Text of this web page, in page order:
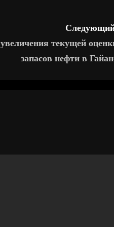
текущей
запасов нефти в